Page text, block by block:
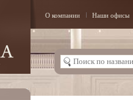
О компании Наши офисы